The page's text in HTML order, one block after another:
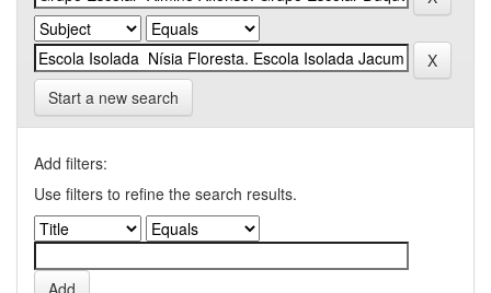
Start a new search
Add filters:
Use filters to refine the search results.